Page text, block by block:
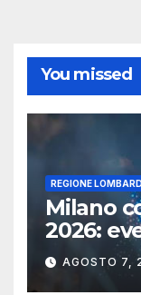
You missed
REGIONE
Milano
2026:
perAGOSTO 7,